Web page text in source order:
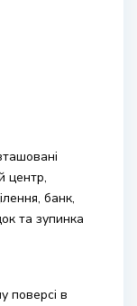
центр,
банк,
та зупинка
поверсі в